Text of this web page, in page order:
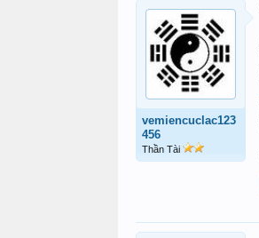
vemiencuclac123
456
Thần Tài